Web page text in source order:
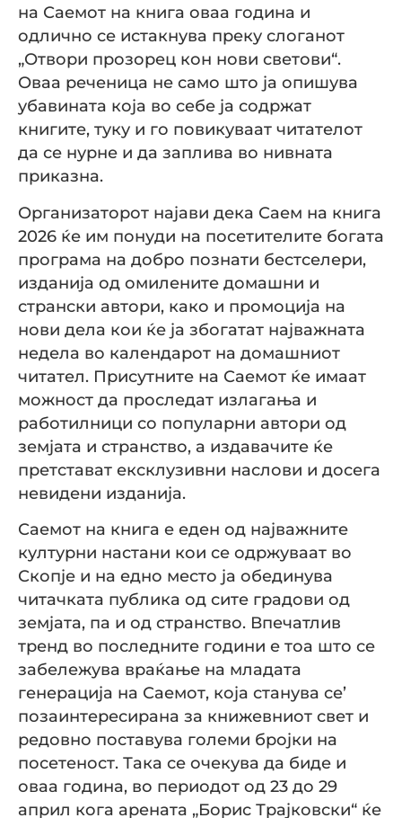
на Саемот на книга оваа година и
одлично се истакнува преку слоганот
„Отвори прозорец кон нови светови“.
Оваа реченица не само што ја опишува
убавината која во себе ја содржат
книгите, туку и го повикуваат читателот
да се нурне и да заплива во нивната
приказна.
Организаторот најави дека Саем на книга
2026 ќе им понуди на посетителите богата
програма на добро познати бестселери,
изданија од омилените домашни и
странски автори, како и промоција на
нови дела кои ќе ја збогатат најважната
недела во календарот на домашниот
читател. Присутните на Саемот ќе имаат
можност да проследат излагања и
работилници со популарни автори од
земјата и странство, а издавачите ќе
претстават ексклузивни наслови и досега
невидени изданија.
Саемот на книга е еден од најважните
културни настани кои се одржуваат во
Скопје и на едно место ја обединува
читачката публика од сите градови од
земјата, па и од странство. Впечатлив
тренд во последните години е тоа што се
забележува враќање на младата
генерација на Саемот, која станува се’
позаинтересирана за книжевниот свет и
редовно поставува големи бројки на
посетеност. Така се очекува да биде и
оваа година, во периодот од 23 до 29
април кога арената „Борис Трајковски“ ќе